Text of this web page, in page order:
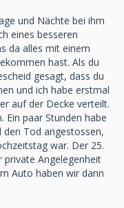
und Nächte bei ihm
eines besseren
da alles mit einem
hast. Als du
gesagt, dass du
und ich habe erstmal
auf der Decke verteilt.
Ein paar Stunden habe
Tod angestossen,
war. Der 25.
private Angelegenheit
Auto haben wir dann